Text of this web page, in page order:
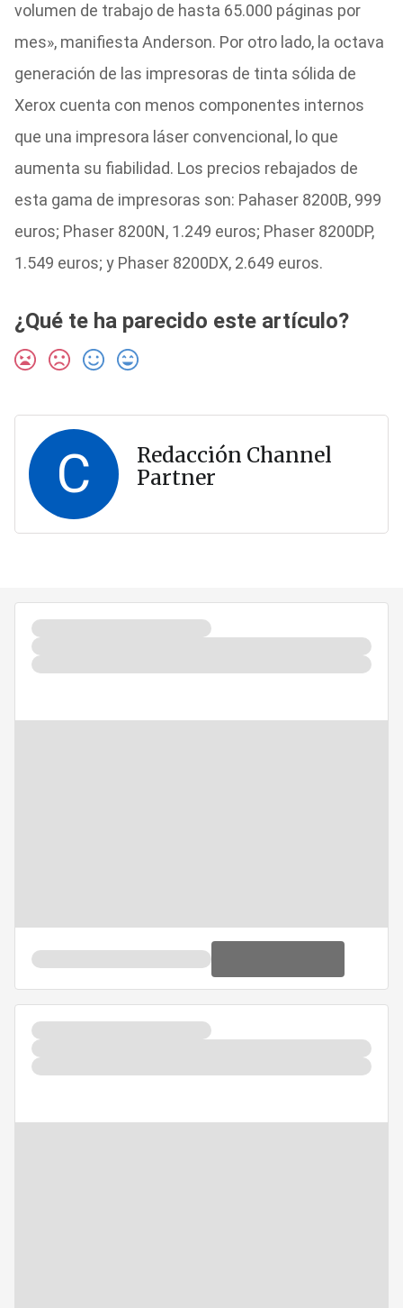
volumen de trabajo de hasta 65.000 páginas por
mes», manifiesta Anderson. Por otro lado, la octava
generación de las impresoras de tinta sólida de
Xerox cuenta con menos componentes internos
que una impresora láser convencional, lo que
aumenta su fiabilidad. Los precios rebajados de
esta gama de impresoras son: Pahaser 8200B, 999
euros; Phaser 8200N, 1.249 euros; Phaser 8200DP,
1.549 euros; y Phaser 8200DX, 2.649 euros.
¿Qué te ha parecido este artículo?
C
Redacción Channel
Partner